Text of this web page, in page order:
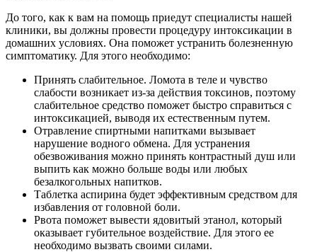
До того, как к вам на помощь приедут специалисты нашей
клиники, вы должны провести процедуру интоксикации в
домашних условиях. Она поможет устранить болезненную
симптоматику. Для этого необходимо:
Принять слабительное. Ломота в теле и чувство
слабости возникает из-за действия токсинов, поэтому
слабительное средство поможет быстро справиться с
интоксикацией, выводя их естественным путем.
Отравление спиртными напитками вызывает
нарушение водного обмена. Для устранения
обезвоживания можно принять контрастный душ или
выпить как можно больше воды или любых
безалкогольных напитков.
Таблетка аспирина будет эффективным средством для
избавления от головной боли.
Рвота поможет вывести ядовитый этанол, который
оказывает губительное воздействие. Для этого ее
необходимо вызвать своими силами.